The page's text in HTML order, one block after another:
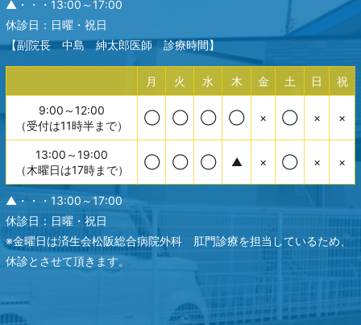
▲・・・13:00～17:00
休診日：日曜・祝日
【副院長 中島 紳太郎医師 診療時間】
月 火 水 木 金 土 日 祝
9:00～12:00
（受付は11時半まで）
◯ ◯ ◯ ◯ × ◯ × ×
13:00～19:00
（木曜日は17時まで）
◯ ◯ ◯ ▲ × ◯ × ×
▲・・・13:00～17:00
休診日：日曜・祝日
※金曜日は済生会松阪総合病院外科 肛門診療を担当しているため、
休診とさせて頂きます。